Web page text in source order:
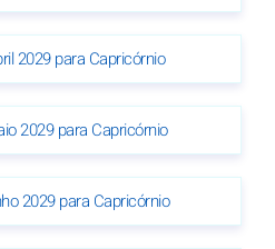
2029 para Capricórnio
2029 para Capricórnio
2029 para Capricórnio